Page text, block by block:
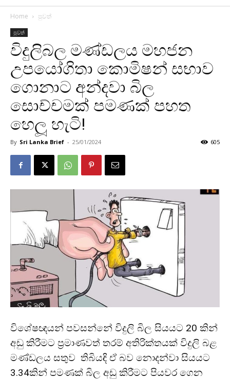
Home පුවත්
පුවත්
විදුලිබල මණ්ඩලය මහජන
උපයෝගිතා කොමිෂන් සභාව
ගොනාට අන්දවා බිල
සොච්චමක් පමණක් පහත
හෙලූ හැටි!
By Sri Lanka Brief - 25/01/2024 605
විශේෂඥයන් පවසන්නේ විදුලි බිල සියයට 20 කින්
අඩු කිරීමට ප්‍රමාණවත් තරම් අතිරික්තයක් විදුලි බළ
මණ්ඩලය සතුව තිබියඳි ඒ බව නොදන්වා සියයට
3.34කින් පමණක් බිල අඩු කිරීමට පියවර ගෙන